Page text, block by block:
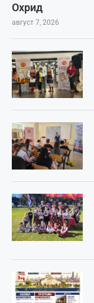
Охрид
август 7, 2026